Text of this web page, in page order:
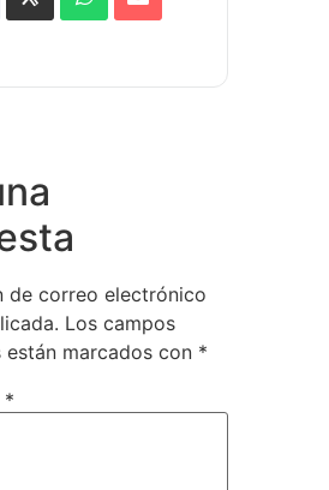
de correo electrónico
Los campos
marcados con *
*